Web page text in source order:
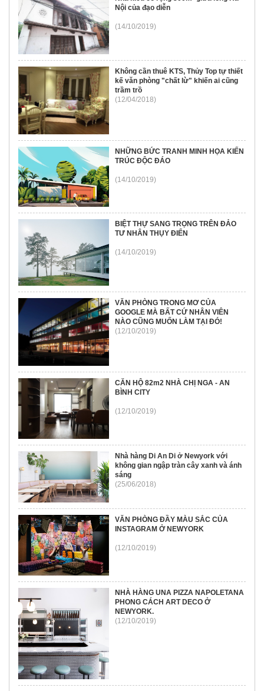
Nội của đạo diễn
(14/10/2019)
Không cần thuê KTS, Thủy Top tự thiết
kế văn phòng "chất lừ" khiến ai cũng
trầm trồ
(12/04/2018)
NHỮNG BỨC TRANH MINH HỌA KIẾN
TRÚC ĐỘC ĐÁO
(14/10/2019)
BIỆT THỰ SANG TRỌNG TRÊN ĐẢO
TƯ NHÂN THỤY ĐIỂN
(14/10/2019)
VĂN PHÒNG TRONG MƠ CỦA
GOOGLE MÀ BẤT CỨ NHÂN VIÊN
NÀO CŨNG MUỐN LÀM TẠI ĐÓ!
(12/10/2019)
CĂN HỘ 82m2 NHÀ CHỊ NGA - AN
BÌNH CITY
(12/10/2019)
Nhà hàng Di An Di ở Newyork với
không gian ngập tràn cây xanh và ánh
sáng
(25/06/2018)
VĂN PHÒNG ĐẦY MÀU SẮC CỦA
INSTAGRAM Ở NEWYORK
(12/10/2019)
NHÀ HÀNG UNA PIZZA NAPOLETANA
PHONG CÁCH ART DECO Ở
NEWYORK.
(12/10/2019)